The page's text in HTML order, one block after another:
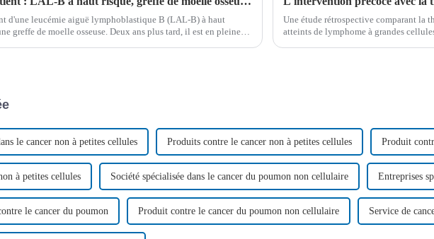
d'une leucémie aiguë lymphoblastique B (LAL-B) à haut
greffe de moelle osseuse. Deux ans plus tard, il est en pleine
Une étude rétrospective comparant la
atteints de lymphome à grandes
le cancer non à petites cellules Produits contre le cancer non à petites cellules Produit
à petites cellules Société spécialisée dans le cancer du poumon non cellulaire Entreprises
le cancer du poumon Produit contre le cancer du poumon non cellulaire Service de